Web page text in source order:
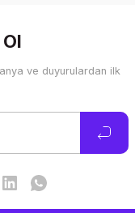
ve duyurulardan ilk